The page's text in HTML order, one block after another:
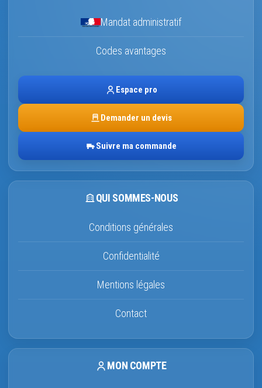
Mandat administratif
Codes avantages
Espace pro
Demander un devis
Suivre ma commande
QUI SOMMES-NOUS
Conditions générales
Confidentialité
Mentions légales
Contact
MON COMPTE